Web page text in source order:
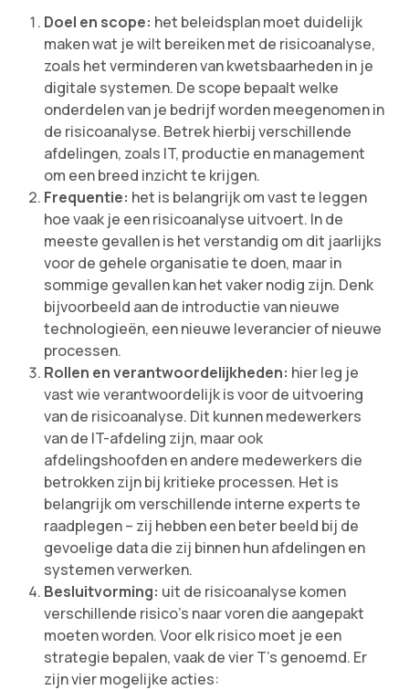
Doel en scope: het beleidsplan moet duidelijk
maken wat je wilt bereiken met de risicoanalyse,
zoals het verminderen van kwetsbaarheden in je
digitale systemen. De scope bepaalt welke
onderdelen van je bedrijf worden meegenomen in
de risicoanalyse. Betrek hierbij verschillende
afdelingen, zoals IT, productie en management
om een breed inzicht te krijgen.
Frequentie: het is belangrijk om vast te leggen
hoe vaak je een risicoanalyse uitvoert. In de
meeste gevallen is het verstandig om dit jaarlijks
voor de gehele organisatie te doen, maar in
sommige gevallen kan het vaker nodig zijn. Denk
bijvoorbeeld aan de introductie van nieuwe
technologieën, een nieuwe leverancier of nieuwe
processen.
Rollen en verantwoordelijkheden: hier leg je
vast wie verantwoordelijk is voor de uitvoering
van de risicoanalyse. Dit kunnen medewerkers
van de IT-afdeling zijn, maar ook
afdelingshoofden en andere medewerkers die
betrokken zijn bij kritieke processen. Het is
belangrijk om verschillende interne experts te
raadplegen – zij hebben een beter beeld bij de
gevoelige data die zij binnen hun afdelingen en
systemen verwerken.
Besluitvorming: uit de risicoanalyse komen
verschillende risico’s naar voren die aangepakt
moeten worden. Voor elk risico moet je een
strategie bepalen, vaak de vier T’s genoemd. Er
zijn vier mogelijke acties: